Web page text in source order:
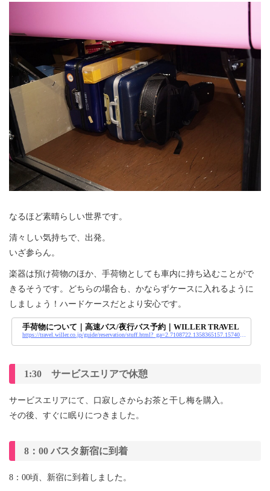
なるほど素晴らしい世界です。
清々しい気持ちで、出発。
いざ参らん。
楽器は預け荷物のほか、手荷物としても車内に持ち込むことがで
きるそうです。どちらの場合も、かならずケースに入れるように
しましょう！ハードケースだとより安心です。
手荷物について｜高速バス/夜行バス予約｜WILLER TRAVEL
1:30 サービスエリアで休憩
サービスエリアにて、口寂しさからお茶と干し梅を購入。
その後、すぐに眠りにつきました。
8：00 バスタ新宿に到着
8：00頃、新宿に到着しました。